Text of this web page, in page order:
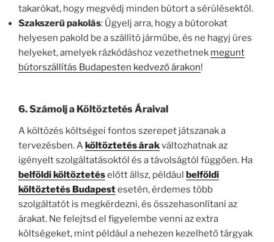
takarókat, hogy megvédj minden bútort a sérülésektől.
Szakszerű pakolás: Ügyelj arra, hogy a bútorokat
helyesen pakold be a szállító járműbe, és ne hagyj üres
helyeket, amelyek rázkódáshoz vezethetnek megunt
bútorszállítás Budapesten kedvező árakon!
6. Számolj a Költöztetés Áraival
A költözés költségei fontos szerepet játszanak a
tervezésben. A költöztetés árakváltozhatnak az
igényelt szolgáltatásoktól és a távolságtól függően. Ha
belföldi költöztetéselőtt állsz, például belföldi
költöztetés Budapestesetén, érdemes több
szolgáltatót is megkérdezni, és összehasonlítani az
árakat. Ne felejtsd el figyelembe venni az extra
költségeket, mint például a nehezen kezelhető tárgyak